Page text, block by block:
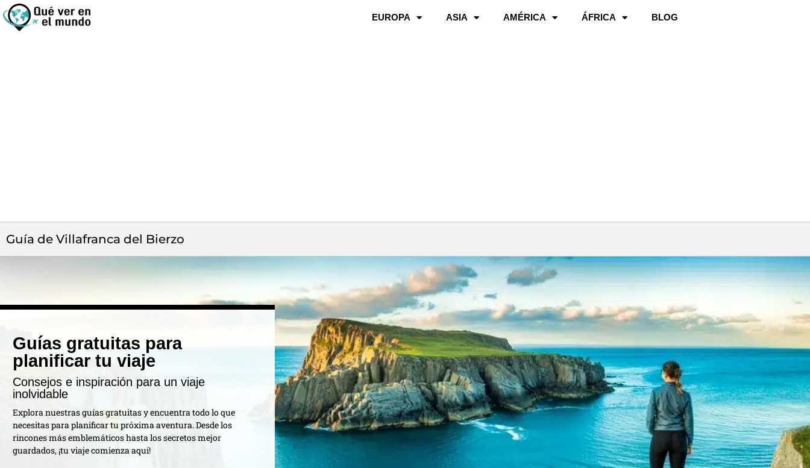
EUROPA ASIA AMÉRICA ÁFRICA BLOG
Guía de Villafranca del Bierzo
Guías gratuitas para
planificar tu viaje
Consejos e inspiración para un viaje
inolvidable
Explora nuestras guías gratuitas y encuentra todo lo que
necesitas para planificar tu próxima aventura. Desde los
rincones más emblemáticos hasta los secretos mejor
guardados, ¡tu viaje comienza aquí!